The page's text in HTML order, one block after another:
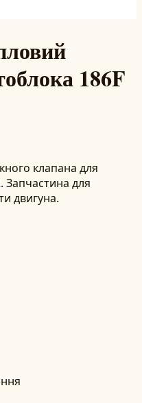
186F
клапана для
Запчастина для
двигуна.